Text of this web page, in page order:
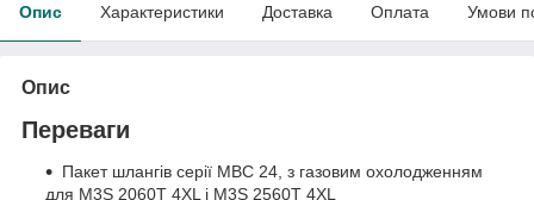
Опис Характеристики Доставка Оплата Умови
Опис
Переваги
Пакет шлангів серії MBC 24, з газовим охолодженням
для M3S 2060T 4XL і M3S 2560T 4XL